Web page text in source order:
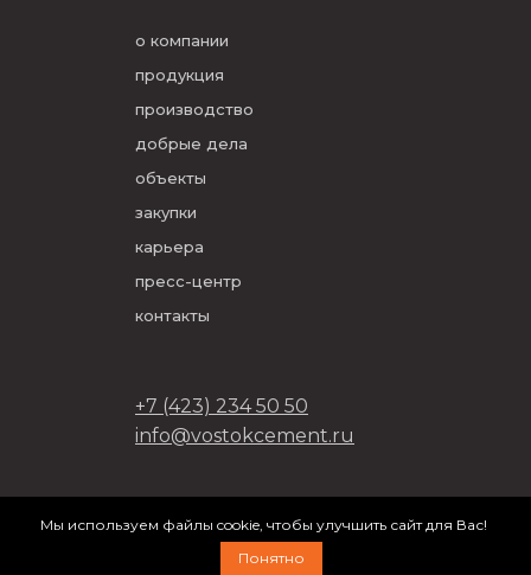
о компании
продукция
производство
добрые дела
объекты
закупки
карьера
пресс-центр
контакты
+7 (423) 234 50 50
info@vostokcement.ru
разработано вDVIGA
Мы используем файлы cookie, чтобы улучшить сайт для Вас!
Понятно